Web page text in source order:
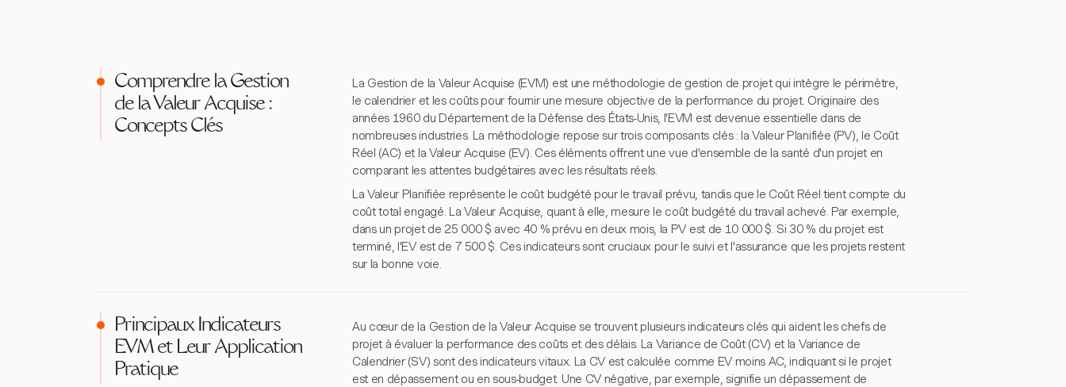
Comprendre la Gestion
de la Valeur Acquise :
Concepts Clés
La Gestion de la Valeur Acquise (EVM) est une méthodologie de gestion de projet qui intègre le périmètre,
le calendrier et les coûts pour fournir une mesure objective de la performance du projet. Originaire des
années 1960 du Département de la Défense des États-Unis, l'EVM est devenue essentielle dans de
nombreuses industries. La méthodologie repose sur trois composants clés : la Valeur Planifiée (PV), le Coût
Réel (AC) et la Valeur Acquise (EV). Ces éléments offrent une vue d'ensemble de la santé d'un projet en
comparant les attentes budgétaires avec les résultats réels.
La Valeur Planifiée représente le coût budgété pour le travail prévu, tandis que le Coût Réel tient compte du
coût total engagé. La Valeur Acquise, quant à elle, mesure le coût budgété du travail achevé. Par exemple,
dans un projet de 25 000 $ avec 40 % prévu en deux mois, la PV est de 10 000 $. Si 30 % du projet est
terminé, l'EV est de 7 500 $. Ces indicateurs sont cruciaux pour le suivi et l'assurance que les projets restent
sur la bonne voie.
Principaux Indicateurs
EVM et Leur Application
Pratique
Au cœur de la Gestion de la Valeur Acquise se trouvent plusieurs indicateurs clés qui aident les chefs de
projet à évaluer la performance des coûts et des délais. La Variance de Coût (CV) et la Variance de
Calendrier (SV) sont des indicateurs vitaux. La CV est calculée comme EV moins AC, indiquant si le projet
est en dépassement ou en sous-budget. Une CV négative, par exemple, signifie un dépassement de